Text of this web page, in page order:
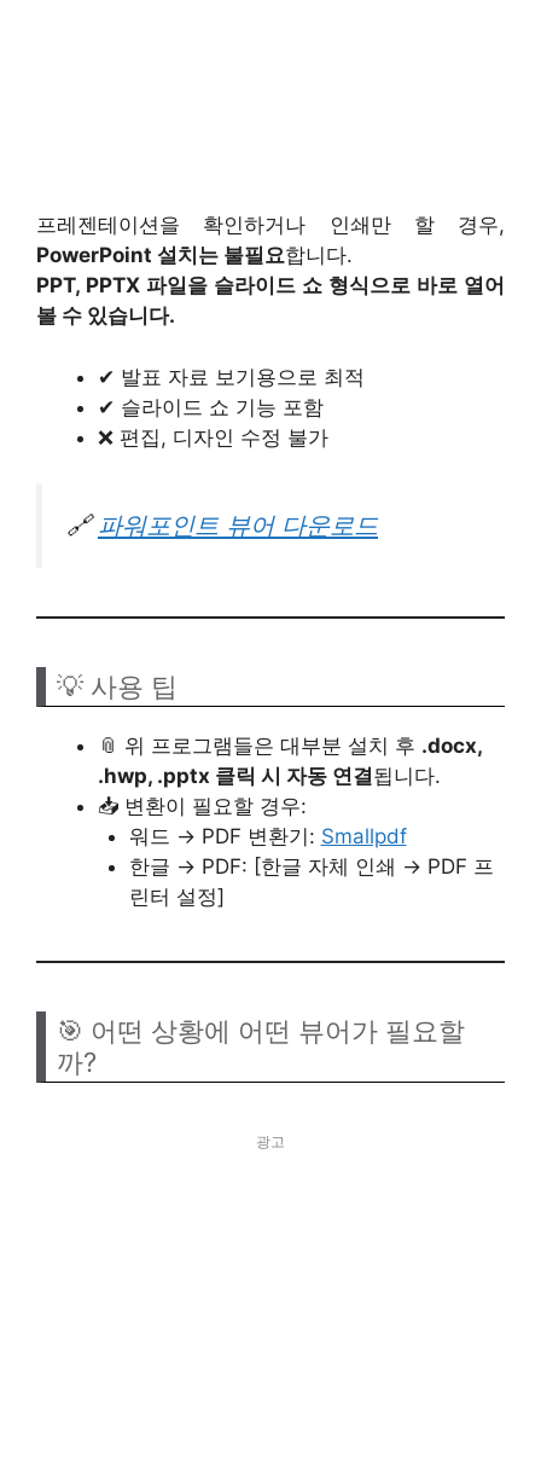
프레젠테이션을 확인하거나 인쇄만 할 경우,
PowerPoint 설치는 불필요합니다.
PPT, PPTX 파일을 슬라이드 쇼 형식으로 바로 열어
볼 수 있습니다.
✔ 발표 자료 보기용으로 최적
✔ 슬라이드 쇼 기능 포함
❌ 편집, 디자인 수정 불가
🔗파워포인트 뷰어 다운로드
💡 사용 팁
📎 위 프로그램들은 대부분 설치 후 .docx,
.hwp, .pptx 클릭 시 자동 연결됩니다.
📥 변환이 필요할 경우:
워드 → PDF 변환기: Smallpdf
한글 → PDF: [한글 자체 인쇄 → PDF 프
린터 설정]
🎯 어떤 상황에 어떤 뷰어가 필요할
까?
광고